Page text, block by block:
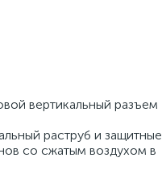
вертикальный разъем
раструб и защитные
со сжатым воздухом в